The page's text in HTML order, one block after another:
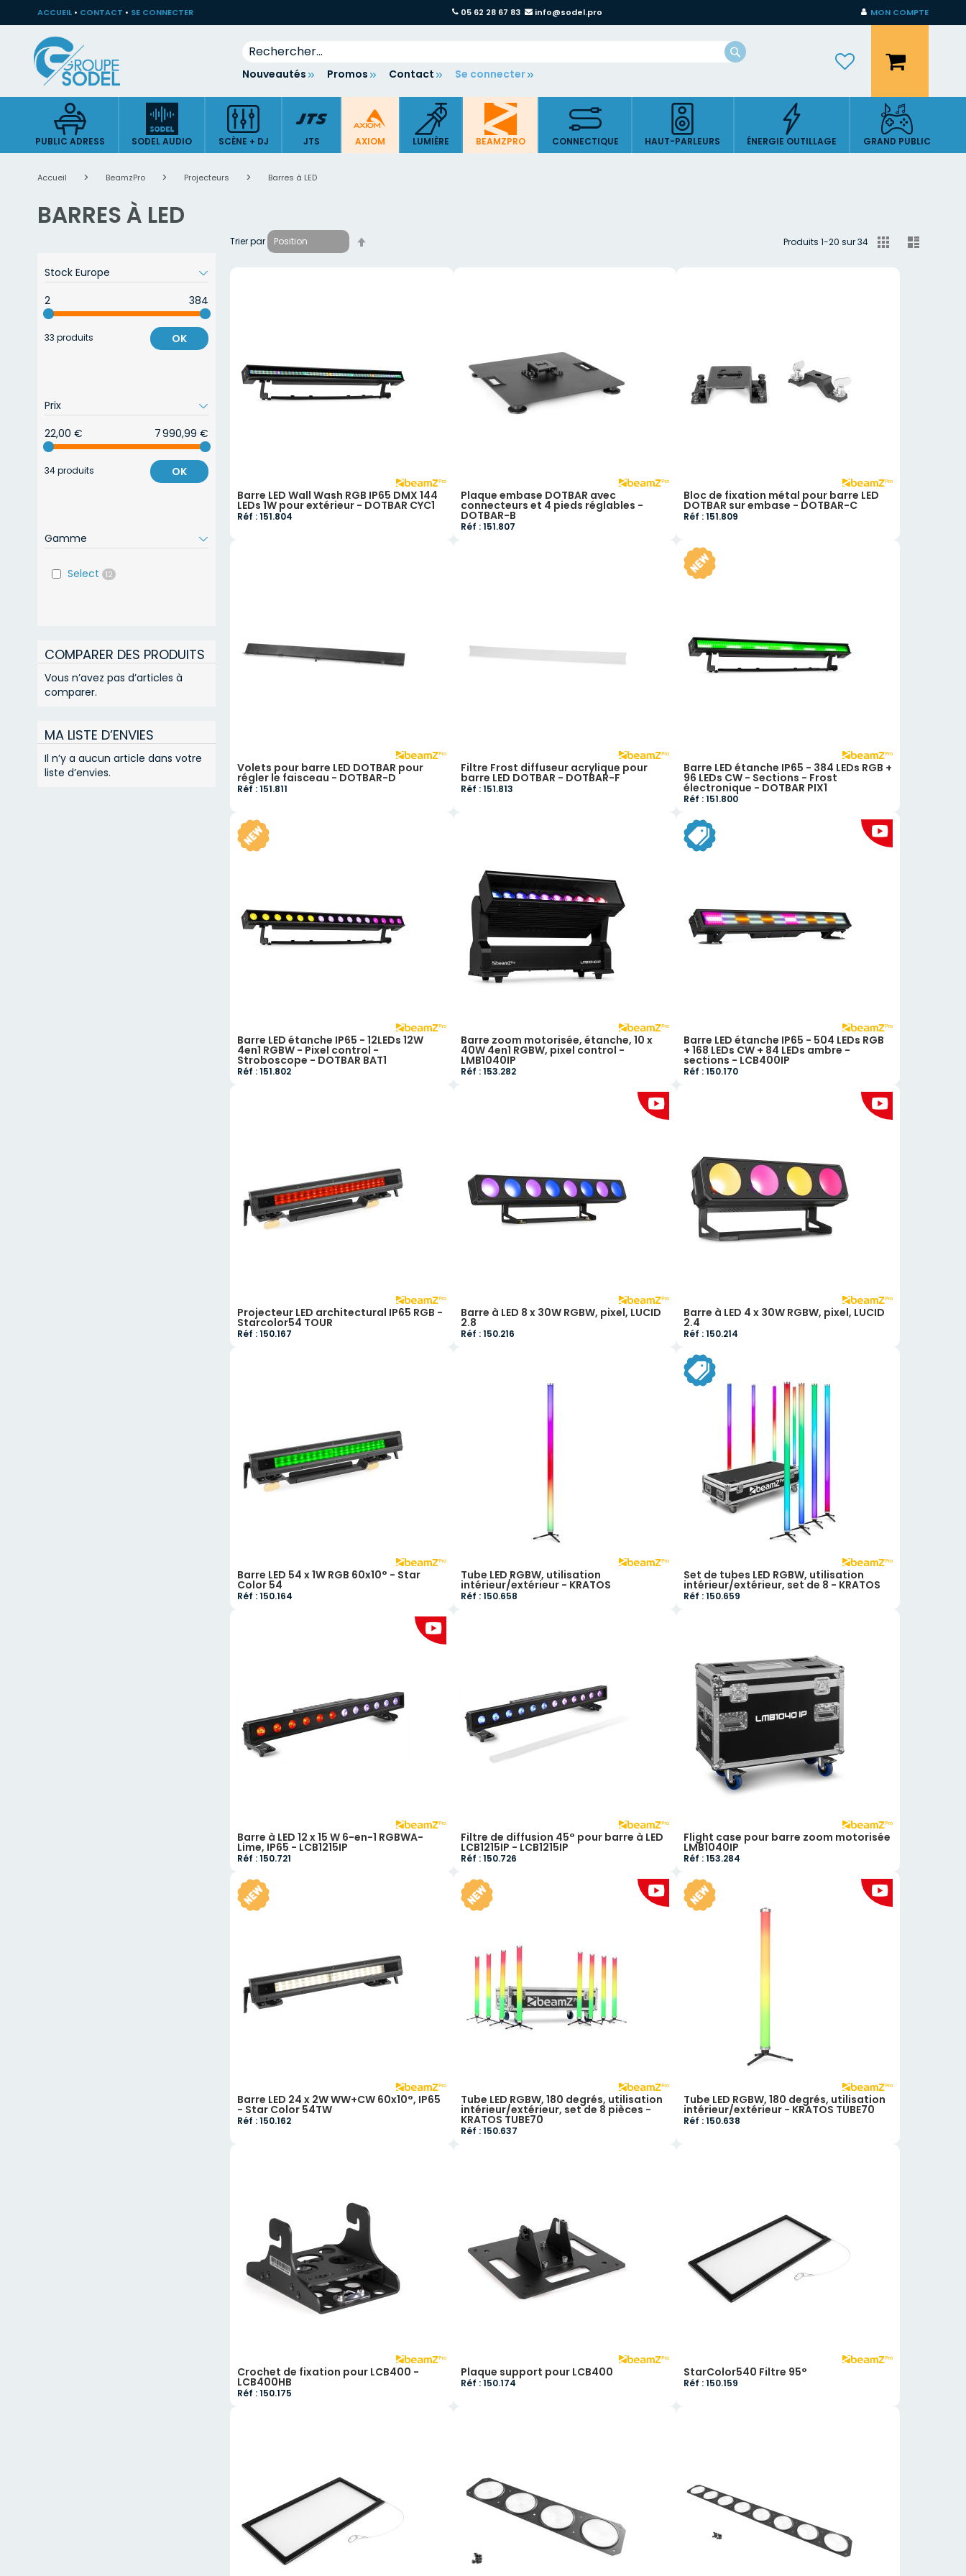
ACCUEIL • CONTACT • SE CONNECTER 05 62 28 67 83 info@sodel.pro MON COMPTE
Allez
contenu
Nouveautés Promos Contact Se connecter
Mon panier
Rechercher
PUBLIC ADRESS SODEL AUDIO SCÈNE + DJ JTS AXIOM LUMIÈRE BEAMZPRO CONNECTIQUE HAUT-PARLEURS ÉNERGIE OUTILLAGE GRAND PUBLIC
Accueil BeamzPro Projecteurs Barres à LED
BARRES À LED
en
Grille
Produits 1-20 sur34
Trier par
Barre LED Wall Wash RGB IP65 DMX 144
LEDs 1W pour extérieur - DOTBAR CYC1
Réf : 151.804
Plaque embase DOTBAR avec
connecteurs et 4 pieds réglables -
DOTBAR-B
Réf : 151.807
Bloc de fixation métal pour barre LED
DOTBAR sur embase - DOTBAR-C
Réf : 151.809
Volets pour barre LED DOTBAR pour
régler le faisceau - DOTBAR-D
Réf : 151.811
Filtre Frost diffuseur acrylique pour
barre LED DOTBAR - DOTBAR-F
Réf : 151.813
Barre LED étanche IP65 - 384 LEDs RGB +
96 LEDs CW - Sections - Frost
électronique - DOTBAR PIX1
Réf : 151.800
Barre LED étanche IP65 - 12LEDs 12W
4en1 RGBW - Pixel control -
Stroboscope - DOTBAR BAT1
Réf : 151.802
Barre zoom motorisée, étanche, 10 x
40W 4en1 RGBW, pixel control -
LMB1040IP
Réf : 153.282
Barre LED étanche IP65 - 504 LEDs RGB
+ 168 LEDs CW + 84 LEDs ambre -
sections - LCB400IP
Réf : 150.170
Projecteur LED architectural IP65 RGB -
Starcolor54 TOUR
Réf : 150.167
Barre à LED 8 x 30W RGBW, pixel, LUCID
2.8
Réf : 150.216
Barre à LED 4 x 30W RGBW, pixel, LUCID
2.4
Réf : 150.214
Barre LED 54 x 1W RGB 60x10° - Star
Color 54
Réf : 150.164
Tube LED RGBW, utilisation
intérieur/extérieur - KRATOS
Réf : 150.658
Set de tubes LED RGBW, utilisation
intérieur/extérieur, set de 8 - KRATOS
Réf : 150.659
Barre à LED 12 x 15 W 6-en-1 RGBWA-
Lime, IP65 - LCB1215IP
Réf : 150.721
Filtre de diffusion 45° pour barre à LED
LCB1215IP - LCB1215IP
Réf : 150.726
Flight case pour barre zoom motorisée
LMB1040IP
Réf : 153.284
Barre LED 24 x 2W WW+CW 60x10°, IP65
- Star Color 54TW
Réf : 150.162
Tube LED RGBW, 180 degrés, utilisation
intérieur/extérieur, set de 8 pièces -
KRATOS TUBE70
Réf : 150.637
Tube LED RGBW, 180 degrés, utilisation
intérieur/extérieur - KRATOS TUBE70
Réf : 150.638
Crochet de fixation pour LCB400 -
LCB400HB
Réf : 150.175
Plaque support pour LCB400
Réf : 150.174
StarColor540 Filtre 95°
Réf : 150.159
Stock Europe
2
384
33 produits OK
Prix
22,00 €
7 990,99 €
34 produits OK
Gamme
Select 12
COMPARER DES PRODUITS
Vous n’avez pas d’articles à
comparer.
MA LISTE D’ENVIES
Il n’y a aucun article dans votre
liste d’envies.